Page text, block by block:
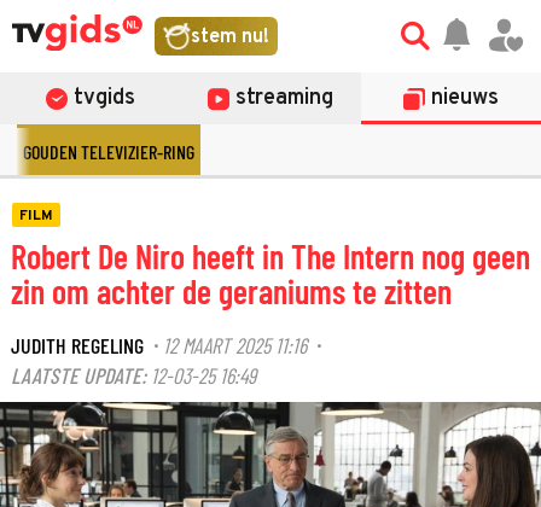
stem nu!
tvgids streaming nieuws
GOUDEN TELEVIZIER-RING
FILM
Robert De Niro heeft in The Intern nog geen
zin om achter de geraniums te zitten
JUDITH REGELING · 12 MAART 2025 11:16·
LAATSTE UPDATE: 12-03-25 16:49
©